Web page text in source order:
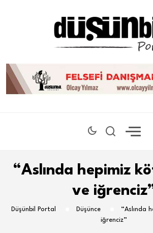
“Aslında hepimiz
ve
Düşünbil Portal Düşünce
“Aslında
iğrenciz”